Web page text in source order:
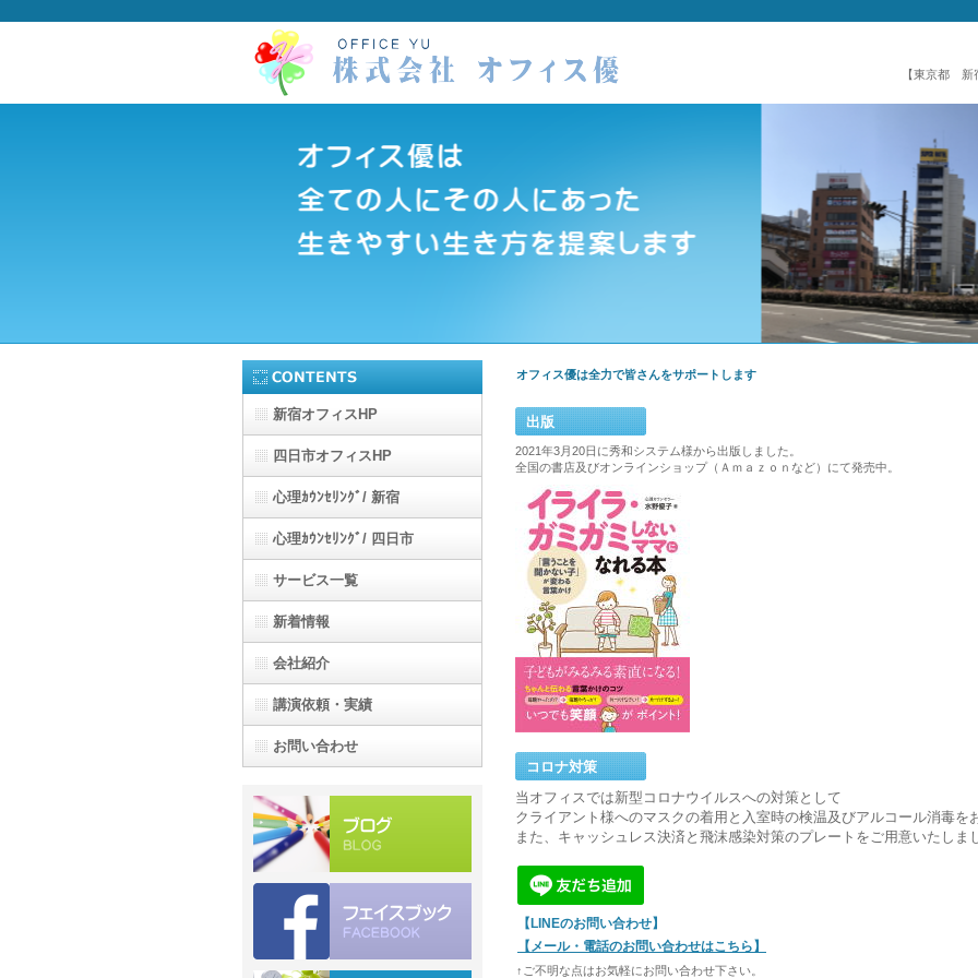
【東京都 新
オフィス優は全力で皆さんをサポートします
出版
2021年3月20日に秀和システム様から出版しました。
全国の書店及びオンラインショップ（Ａｍａｚｏｎなど）にて発売中。
コロナ対策
現在
当オフィスでは新型コロナウイルスへの対策として
クライアント様へのマスクの着用と入室時の検温及びアルコール消毒を
また、キャッシュレス決済と飛沫感染対策のプレートをご用意いたしま
【LINEのお問い合わせ】
【メール・電話のお問い合わせはこちら】
↑ご不明な点はお気軽にお問い合わせ下さい。
新宿オフィスHP
四日市オフィスHP
心理ｶｳﾝｾﾘﾝｸﾞ/ 新宿
心理ｶｳﾝｾﾘﾝｸﾞ/ 四日市
サービス一覧
新着情報
会社紹介
講演依頼・実績
お問い合わせ